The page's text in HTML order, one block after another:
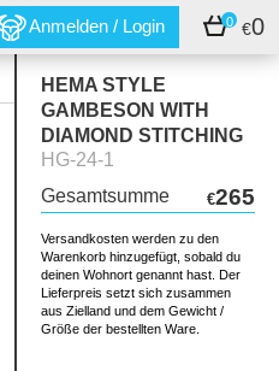
Anmelden / Login 0 €0
HEMA STYLE
GAMBESON WITH
DIAMOND STITCHING
HG-24-1
Gesamtsumme
€265
Versandkosten werden zu den
Warenkorb hinzugefügt, sobald du
deinen Wohnort genannt hast. Der
Lieferpreis setzt sich zusammen
aus Zielland und dem Gewicht /
Größe der bestellten Ware.